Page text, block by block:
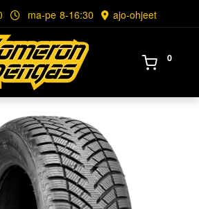
ma-pe 8-16:30 ajo-ohjeet
0